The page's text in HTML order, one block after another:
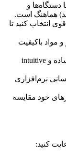
دستگاه‌ها و
انتخاب کنید تا
مواد باکیفیت
کاربری آسان: ابزارهایی با رابط کاربری ساده و intuitive
نرم‌افزاری
خود مقایسه
کنید: